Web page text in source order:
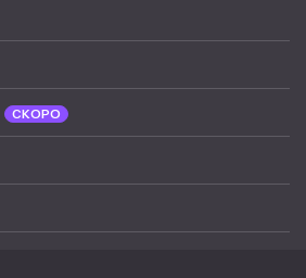
СКОРО